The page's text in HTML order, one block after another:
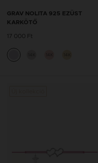
GRAV NOLITA 925 EZÜST
KARKÖTŐ
17 000 Ft